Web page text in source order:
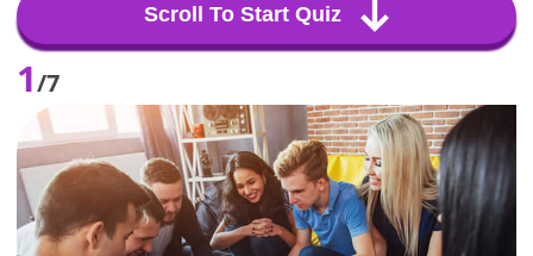
Scroll To Start Quiz
1/7